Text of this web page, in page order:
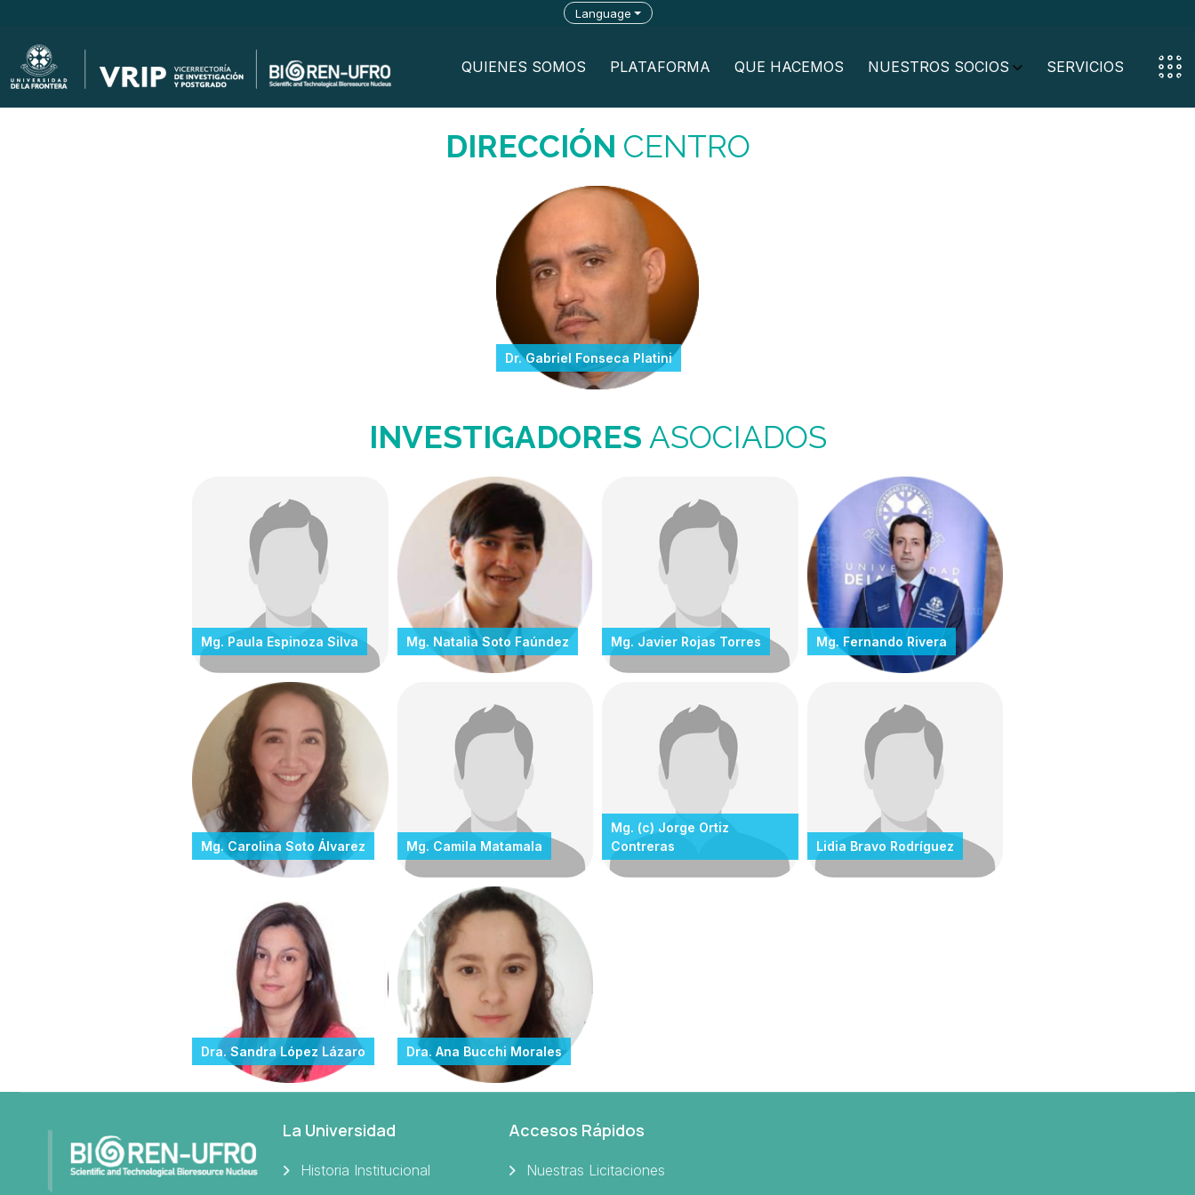
Language
QUIENES SOMOS PLATAFORMA QUE HACEMOS NUESTROS SOCIOS SERVICIOS
DIRECCIÓN CENTRO
Dr. Gabriel Fonseca Platini
INVESTIGADORES ASOCIADOS
Mg. Paula Espinoza Silva Mg. Natalia Soto Faúndez Mg. Javier Rojas Torres Mg. Fernando Rivera
Mg. Carolina Soto Álvarez Mg. Camila Matamala
Mg. (c) Jorge Ortiz
Contreras
Lidia Bravo Rodríguez
Dra. Sandra López Lázaro Dra. Ana Bucchi Morales
La Universidad
Historia Institucional
Accesos Rápidos
Nuestras Licitaciones